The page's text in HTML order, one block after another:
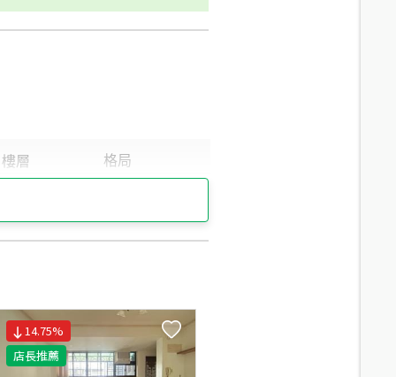
14.75%
店長推薦